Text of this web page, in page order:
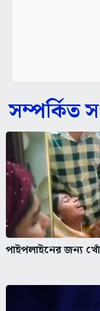
সম্পর্কিত
পাইপলাইনের জন্য